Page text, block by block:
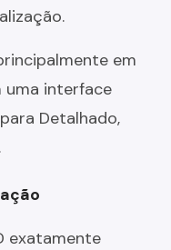
em
uma interface
Detalhado,
exatamente